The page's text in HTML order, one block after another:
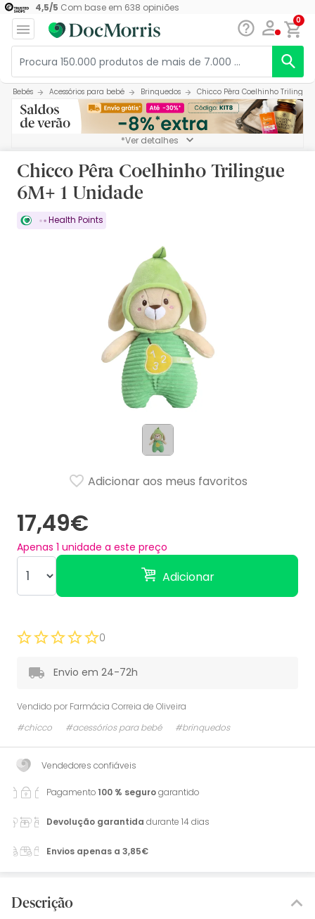
4,5/5 Com base em 638 opiniões
0
Bebés Acessórios para bebé Brinquedos Chicco Pêra Coelhinho Trilingue
*Ver detalhes
Chicco Pêra Coelhinho Trilingue
6M+ 1 Unidade
Health Points
17,49€
Apenas 1 unidade a este preço
Adicionar
Adicionar aos meus favoritos
0
Envio em 24-72h
Vendido por Farmácia Correia de Oliveira
#chicco
#acessórios para bebé #brinquedos
Vendedores confiáveis
Pagamento100 % segurogarantido
Devolução garantida durante 14 dias
Envios apenas a 3,85€
Descrição